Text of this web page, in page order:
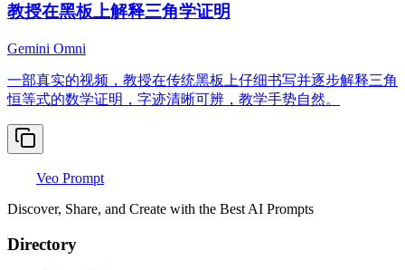
教授在黑板上解释三角学证明
Gemini Omni
一部真实的视频，教授在传统黑板上仔细书写并逐步解释三角
恒等式的数学证明，字迹清晰可辨，教学手势自然。
Veo Prompt
Discover, Share, and Create with the Best AI Prompts
Directory